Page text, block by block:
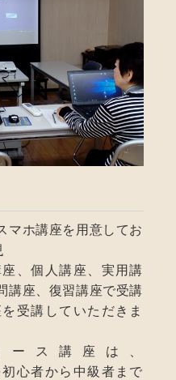
マホ講座を用意してお
、個人講座、実用講
講座、復習講座で受講
受講していただきま
ス講座は、
初心者から中級者まで